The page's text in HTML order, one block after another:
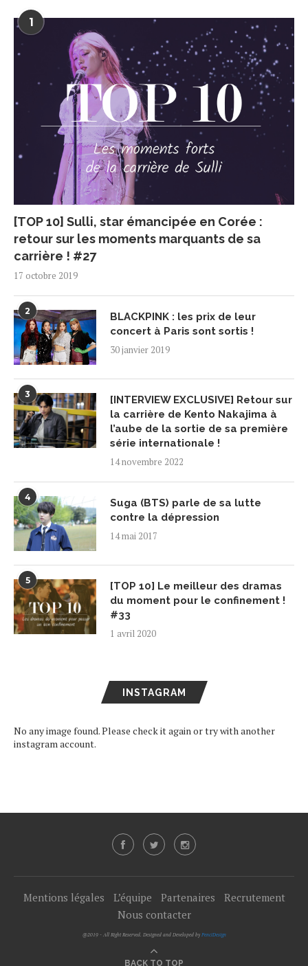
1
[TOP 10] Sulli, star émancipée en Corée :
retour sur les moments marquants de sa
carrière ! #27
17 octobre 2019
2
BLACKPINK : les prix de leur
concert à Paris sont sortis !
30 janvier 2019
3
[INTERVIEW EXCLUSIVE] Retour sur
la carrière de Kento Nakajima à
l’aube de la sortie de sa première
série internationale !
14 novembre 2022
4
Suga (BTS) parle de sa lutte
contre la dépression
14 mai 2017
5
[TOP 10] Le meilleur des dramas
du moment pour le confinement !
#33
1 avril 2020
INSTAGRAM
No any image found. Please check it again or try with another
instagram account.
Mentions légales L’équipe Partenaires
Recrutement
Nous contacter
@2019 - All Right Reserved. Designed and Developed by PenciDesign
BACK TO TOP